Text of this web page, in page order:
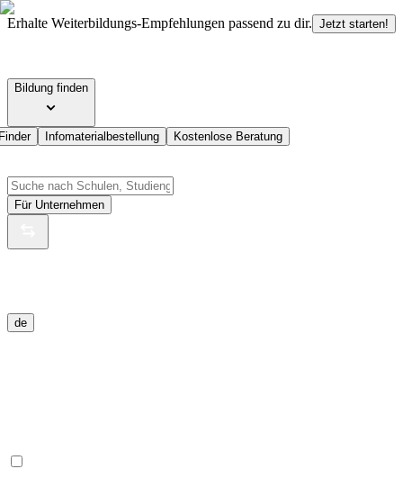
Erhalte Weiterbildungs-Empfehlungen passend zu dir. Jetzt starten!
Bildung finden
Infomaterialbestellung Kostenlose Beratung
Für Unternehmen
de